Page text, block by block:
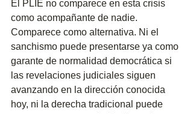
El PLIE no comparece en esta crisis
como acompañante de nadie.
Comparece como alternativa. Ni el
sanchismo puede presentarse ya como
garante de normalidad democrática si
las revelaciones judiciales siguen
avanzando en la dirección conocida
hoy, ni la derecha tradicional puede